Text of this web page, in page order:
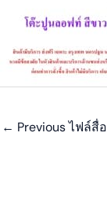
← Previous ไฟล์สื่อ